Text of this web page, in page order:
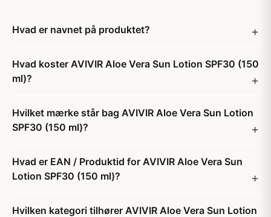
Hvad er navnet på produktet?
Hvad koster AVIVIR Aloe Vera Sun Lotion SPF30 (150
ml)?
Hvilket mærke står bag AVIVIR Aloe Vera Sun Lotion
SPF30 (150 ml)?
Hvad er EAN / Produktid for AVIVIR Aloe Vera Sun
Lotion SPF30 (150 ml)?
Hvilken kategori tilhører AVIVIR Aloe Vera Sun Lotion